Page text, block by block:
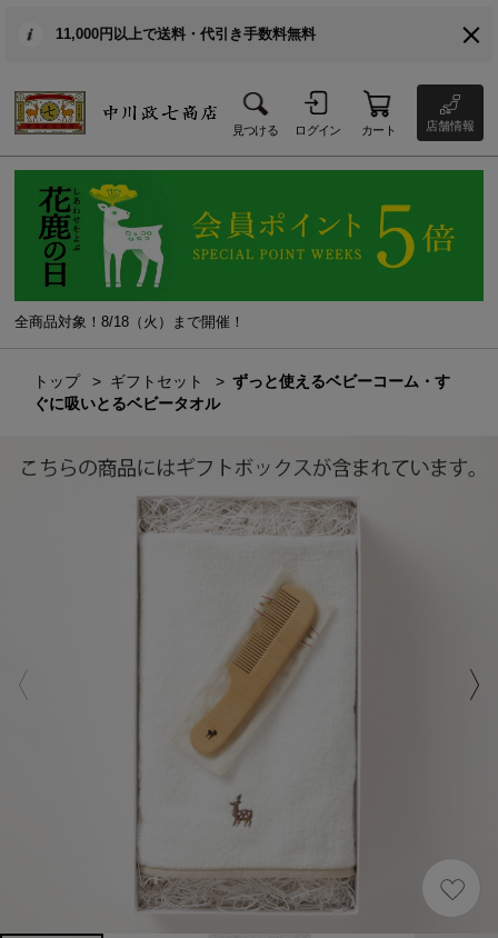
11,000円以上で送料・代引き手数料無料
見つける ログイン カート 店舗情報
全商品対象！8/18（火）まで開催！
トップ ギフトセット
ずっと使えるベビーコーム・す
ぐに吸いとるベビータオル